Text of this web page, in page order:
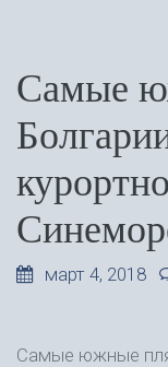
Самые
март 4, 2018
Самые южные